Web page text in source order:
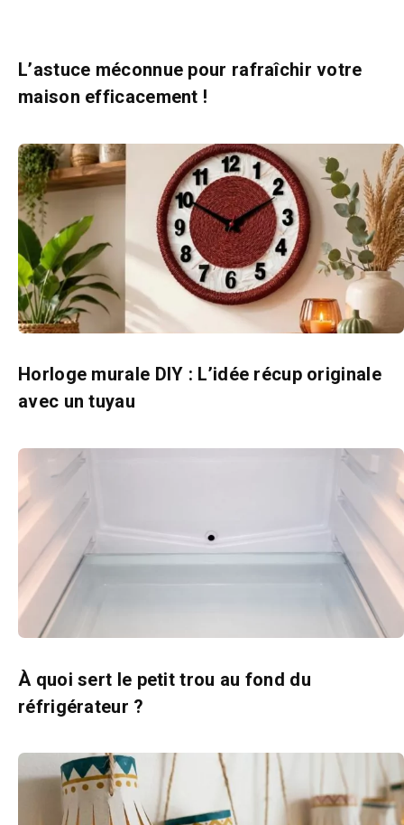
L’astuce méconnue pour rafraîchir votre
maison efficacement !
Horloge murale DIY : L’idée récup originale
avec un tuyau
À quoi sert le petit trou au fond du
réfrigérateur ?